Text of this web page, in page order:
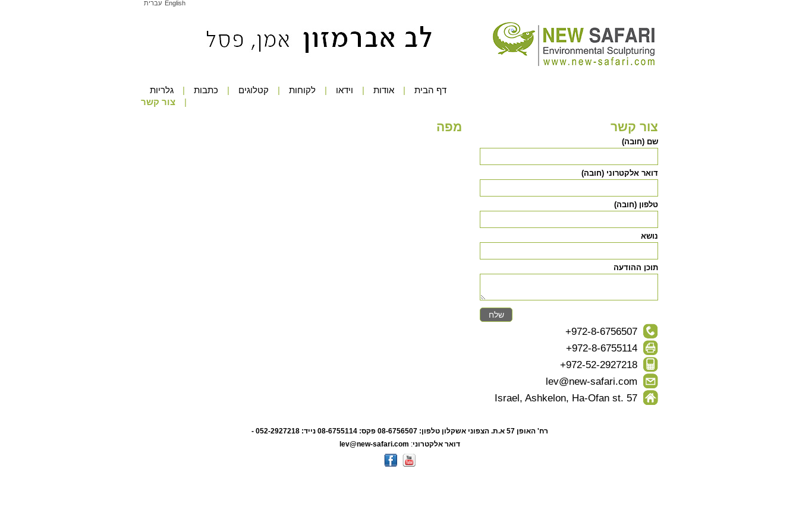
עברית English
דף הבית אודות וידאו לקוחות קטלוגים כתבות
גלריות
צור קשר
מפה צור קשר
שם (חובה)
דואר אלקטרוני (חובה)
טלפון (חובה)
נושא
תוכן ההודעה
+972-8-6756507
+972-8-6755114
+972-52-2927218
lev@new-safari.com
Israel, Ashkelon, Ha-Ofan st. 57
רח' האופן 57 א.ת. הצפוני אשקלון
טלפון: 08-6756507 פקס: 08-6755114 נייד: 052-2927218 -
דואר אלקטרוני:
lev@new-safari.com